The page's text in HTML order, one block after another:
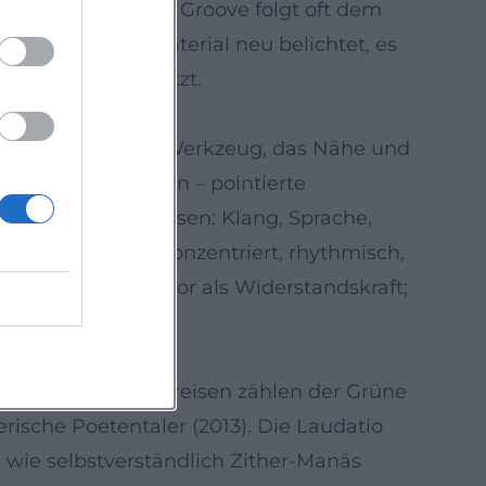
Refrains, der Groove folgt oft dem
der Folklorematerial neu belichtet, es
Klangmarke setzt.
stilistischen Werkzeug, das Nähe und
Moderation – pointierte
Gesamterlebnissen: Klang, Sprache,
theatral wirkt: konzentriert, rhythmisch,
als Flucht; Humor als Widerstandskraft;
Zu den Preisen zählen der Grüne
Poetentaler (2013). Die Laudatio
selbstverständlich Zither-Manäs